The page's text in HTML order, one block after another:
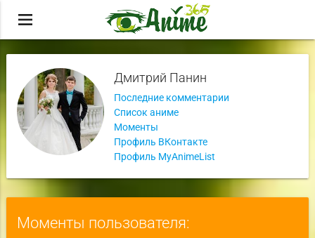
menu
Дмитрий Панин
Последние комментарии
Список аниме
Моменты
Профиль ВКонтакте
Профиль MyAnimeList
Моменты пользователя: